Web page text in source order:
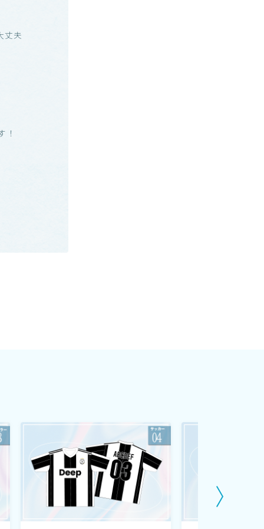
丈夫
！